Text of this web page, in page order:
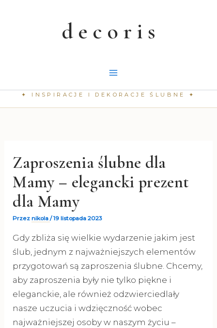
Zaproszenia ślubne dla
Mamy – elegancki prezent
dla Mamy
Przeznikola/19 listopada 2023
Gdy zbliża się wielkie wydarzenie jakim jest
ślub, jednym z najważniejszych elementów
przygotowań są zaproszenia ślubne. Chcemy,
aby zaproszenia były nie tylko piękne i
eleganckie, ale również odzwierciedlały
nasze uczucia i wdzięczność wobec
najważniejszej osoby w naszym życiu –